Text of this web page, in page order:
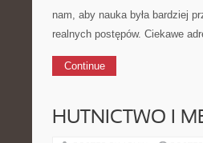
nam, aby nauka była bardziej
realnych postępów. Ciekawe
Continue
HUTNICTWO I